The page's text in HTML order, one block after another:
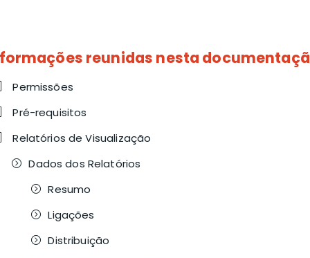
reunidas nesta
Permissões
Pré-requisitos
Relatórios de Visualização
Dados dos Relatórios
Resumo
Ligações
Distribuição